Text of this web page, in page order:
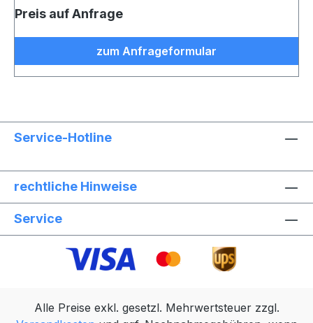
Preis auf Anfrage
zum Anfrageformular
Service-Hotline
rechtliche Hinweise
Service
Alle Preise exkl. gesetzl. Mehrwertsteuer zzgl.